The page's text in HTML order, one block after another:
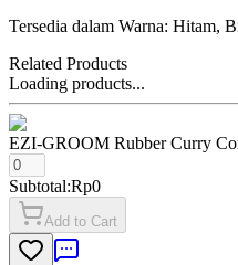
Tersedia dalam Warna: Hitam,
Related Products
Loading products...
EZI-GROOM Rubber Curry
Subtotal:Rp0
Add to Cart